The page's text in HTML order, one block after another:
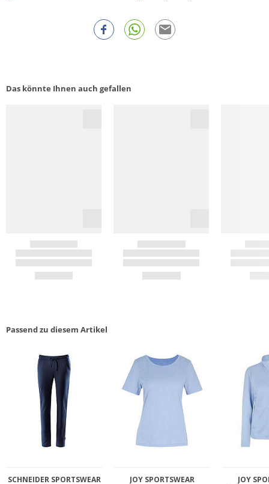
Das könnte Ihnen auch gefallen
Passend zu diesem Artikel